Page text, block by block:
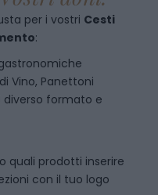
per i vostri Cesti
:
Vino, Panettoni
diverso formato e
quali prodotti inserire
con il tuo logo